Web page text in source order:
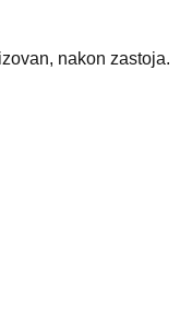
nakon zastoja.